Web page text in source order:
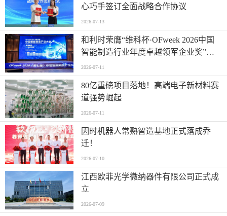
心巧手签订全面战略合作协议
2026-07-13
和利时荣膺“维科杯·OFweek 2026中国
智能制造行业年度卓越领军企业奖”，
以自主创新实力引领智造新浪潮
2026-07-11
80亿重磅项目落地！高端电子新材料赛
道强势崛起
2026-07-11
因时机器人常熟智造基地正式落成乔
迁！
2026-07-10
江西欧菲光学微纳器件有限公司正式成
立
2026-07-09